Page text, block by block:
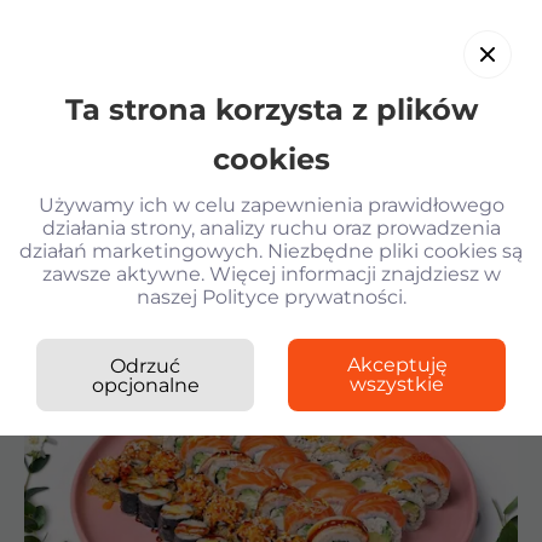
Ta strona korzysta z plików
cookies
Używamy ich w celu zapewnienia prawidłowego
działania strony, analizy ruchu oraz prowadzenia
działań marketingowych. Niezbędne pliki cookies są
zawsze aktywne. Więcej informacji znajdziesz w
naszej Polityce prywatności.
Odrzuć
opcjonalne
Akceptuję
wszystkie
Wróć
Kilogram Sushi › Zestawy › Philadelphia XL
Sałatka z krewetkami i parmesanem KG
Gyoza z kurczakiem i sosem Unagi
Gunkany z tunczykiem spicy
Philadelphia XL
+10 zł bonusów w apce